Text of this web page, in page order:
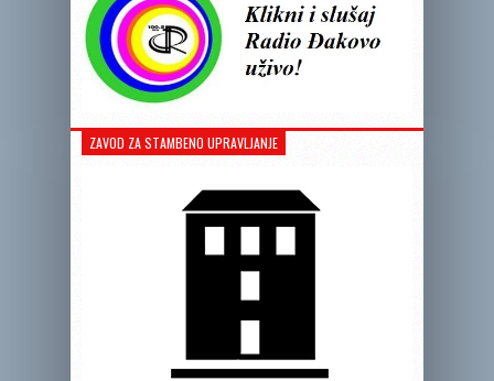
ZAVOD ZA STAMBENO UPRAVLJANJE